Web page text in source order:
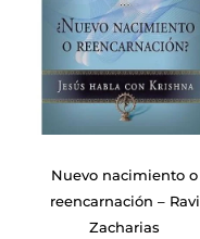
Nuevo nacimiento o
reencarnación – Ravi
Zacharias